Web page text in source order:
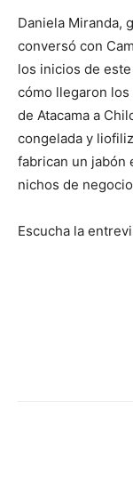
Daniela Miranda,
conversó con
los inicios de
cómo llegaron
de Atacama a
congelada y
fabrican un jabón
nichos de
Escucha la